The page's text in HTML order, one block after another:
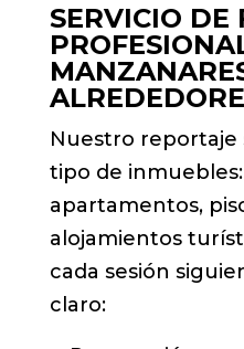
SERVICIO DE
Nuestro reportaje
tipo de
apartamentos,
alojamientos
cada sesión
claro: